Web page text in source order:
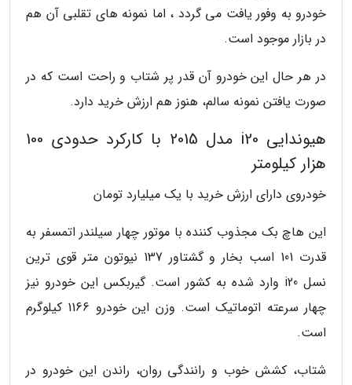
خودرو به وفور یافت می گردد ، اما نمونه های تقلبی آن هم
در بازار موجود است.
در هر حال این خودرو آن قدر پر شتاب و راحت است که در
صورت یافتن نمونه سالم، هنوز هم ارزش خرید دارد.
هیوندایی i20 مدل 2015 با کارکرد حدودی 100
هزار کیلومتر
خودروی دارای ارزش خرید با یک میلیارد تومان
این هاچ بک مجذوب کننده با موتور چهار سیلندر اتمسفر به
قدرت 101 اسب بخار و گشتاور 137 نیوتون متر قوی ترین
نسل i20 وارد شده به کشور است. گیربکس این خودرو نیز
چهار سرعته اتوماتیک است. وزن این خودرو 1166 کیلوگرم
است.
شتاب، کشش خوب و رانندگی روان، راندن این خودرو در